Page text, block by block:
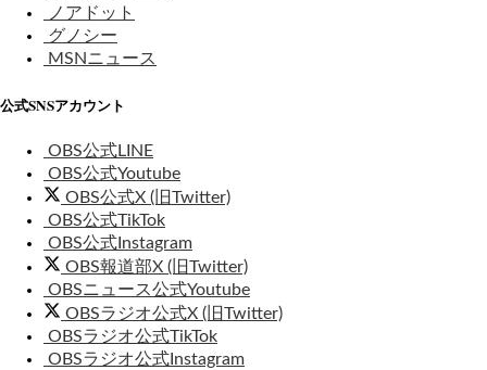
ノアドット
グノシー
MSNニュース
公式SNSアカウント
OBS公式LINE
OBS公式Youtube
OBS公式X (旧Twitter)
OBS公式TikTok
OBS公式Instagram
OBS報道部X (旧Twitter)
OBSニュース公式Youtube
OBSラジオ公式X (旧Twitter)
OBSラジオ公式TikTok
OBSラジオ公式Instagram